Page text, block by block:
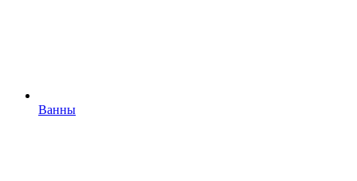
Ванны